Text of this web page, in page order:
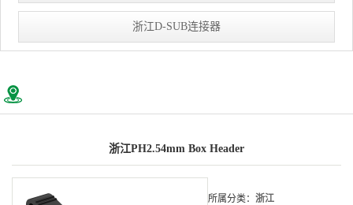
浙江D-SUB连接器
浙江PH2.54mm Box Header
所属分类： 浙江